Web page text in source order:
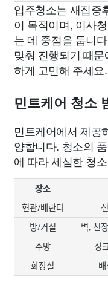
입주청소는 새집증
이 목적이며, 이사
는 데 중점을 둡니
맞춰 진행되기 때
하게 고민해 주세요.
민트케어 청소
민트케어에서 제공
양합니다. 청소의
에 따라 세심한 청
장소
현관/베란다
방/거실
벽, 천
주방
싱
화장실